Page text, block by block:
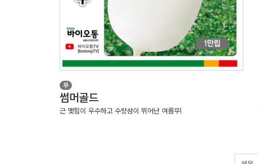
무
썸머골드
근 맻힘이 우수하고 수량성이 뛰어난 여름무!